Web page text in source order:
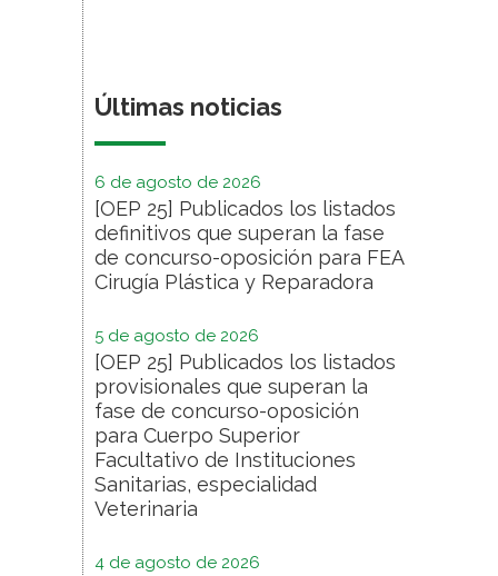
Últimas noticias
6 de agosto de 2026
[OEP 25] Publicados los listados
definitivos que superan la fase
de concurso-oposición para FEA
Cirugía Plástica y Reparadora
5 de agosto de 2026
[OEP 25] Publicados los listados
provisionales que superan la
fase de concurso-oposición
para Cuerpo Superior
Facultativo de Instituciones
Sanitarias, especialidad
Veterinaria
4 de agosto de 2026